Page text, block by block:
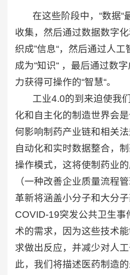
在这些阶段中，“数据“
收集，然后通过数据数字
织成”信息“，然后通过人
成为“知识“ ，最后通过数
力获得可操作的“智慧“。
工业4.0的到来迫使我们
化和自主化的制造世界会
何影响制药产业链和相关法
自动化和实时数据整合，
操作模式，这将使制药业
（一种改善企业质量流程
革新将涵盖小分子和大分子
COVID-19突发公共卫生事
术的需求，因为这些技术
求做出反应，并减少对人
此，我们将描述医药制造